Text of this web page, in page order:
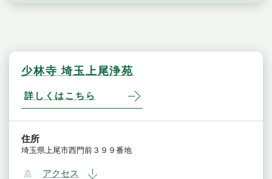
少林寺 埼玉上尾浄苑
詳しくはこちら
住所
埼玉県上尾市西門前３９９番地
アクセス